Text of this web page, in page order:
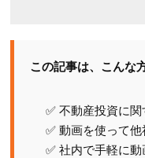
この記事は、こんな
✅ 不動産投資に
✅ 動画を使って
✅ 社内で手軽に